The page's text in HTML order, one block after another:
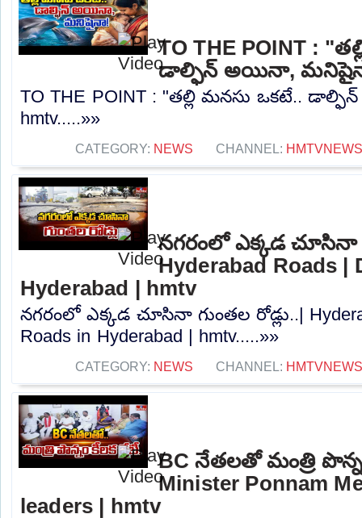
TO THE POINT :
డాల్ఫిన్ అయినా,
TO THE POINT : "తల్లి మనసు ఒకటే..
hmtv.....»»
CATEGORY: NEWS CHANNEL: HMTVNEWS
నగరంలో ఎక్కడ చూసినా
Hyderabad Roads |
Hyderabad | hmtv
నగరంలో ఎక్కడ చూసినా గుంతల రోడ్లు..|
Roads in Hyderabad | hmtv.....»»
CATEGORY: NEWS CHANNEL: HMTVNEWS
BC నేతలతో మంత్రి
Minister Ponnam
leaders | hmtv